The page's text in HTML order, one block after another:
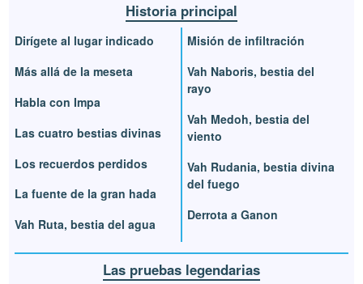
Historia principal
Dirígete al lugar indicado
Más allá de la meseta
Habla con Impa
Las cuatro bestias divinas
Los recuerdos perdidos
La fuente de la gran hada
Vah Ruta, bestia del agua
Misión de infiltración
Vah Naboris, bestia del
rayo
Vah Medoh, bestia del
viento
Vah Rudania, bestia divina
del fuego
Derrota a Ganon
Las pruebas legendarias